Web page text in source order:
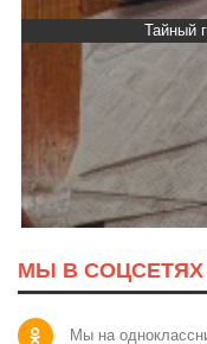
МЫ В СОЦСЕТЯХ
Мы на